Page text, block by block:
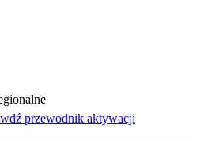
przewodnik aktywacji